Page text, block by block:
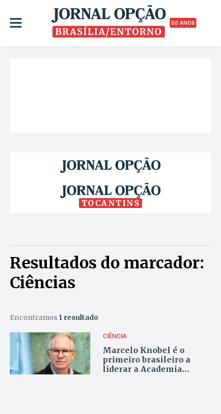
50 ANOS
TOCANTINS
Resultados do marcador:
Ciências
Encontramos 1 resultado
CIÊNCIA
Marcelo Knobel é o
primeiro brasileiro a
liderar a Academia